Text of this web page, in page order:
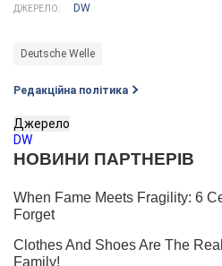
ДЖЕРЕЛО: DW
Deutsche Welle
Редакційна політика
Джерело
DW